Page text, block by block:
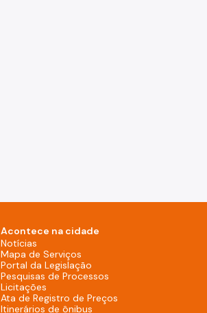
Acontece na cidade
NotíciasNotícias (Rodapé - Desktop)
Mapa de ServiçosMapa de Serviços
Portal da LegislaçãoPortal da Legislação
Pesquisas de ProcessosPesquisas de
LicitaçõesLicitações (Rodapé - Desktop)
Ata de Registro de PreçosAta de Registro de
Itinerários de ônibusItinerários de ônibus